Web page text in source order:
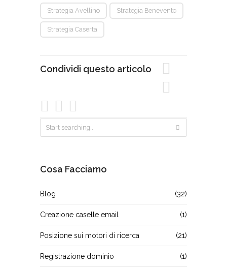
Strategia Avellino Strategia Benevento
Strategia Caserta
Condividi questo articolo
Cosa Facciamo
Blog (32)
Creazione caselle email (1)
Posizione sui motori di ricerca (21)
Registrazione dominio (1)